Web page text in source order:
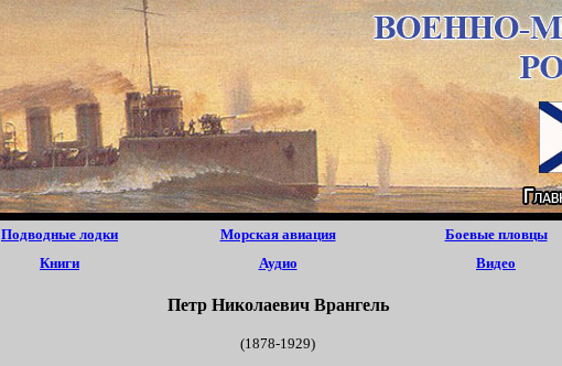
Подводные лодки Морская авиация Боевые пловцы
Книги Аудио Видео
Петр Николаевич Врангель
(1878-1929)